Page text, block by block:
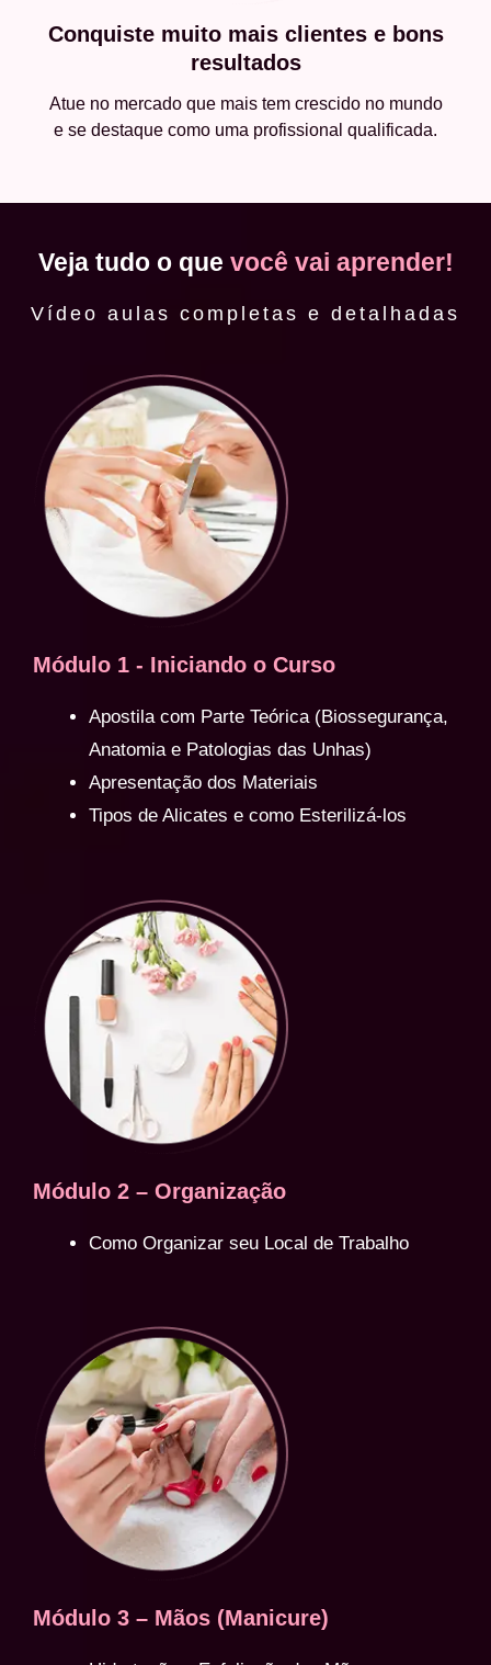
Conquiste muito mais clientes e bons
resultados
Atue no mercado que mais tem crescido no mundo
e se destaque como uma profissional qualificada.
Veja tudo o que você vai aprender!
Vídeo aulas completas e detalhadas
Módulo 1 - Iniciando o Curso
Apostila com Parte Teórica (Biossegurança,
Anatomia e Patologias das Unhas)
Apresentação dos Materiais
Tipos de Alicates e como Esterilizá-los
Módulo 2 – Organização
Como Organizar seu Local de Trabalho
Módulo 3 – Mãos (Manicure)